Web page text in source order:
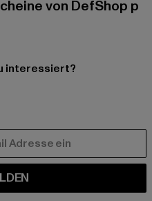
von DefShop p
interessiert?